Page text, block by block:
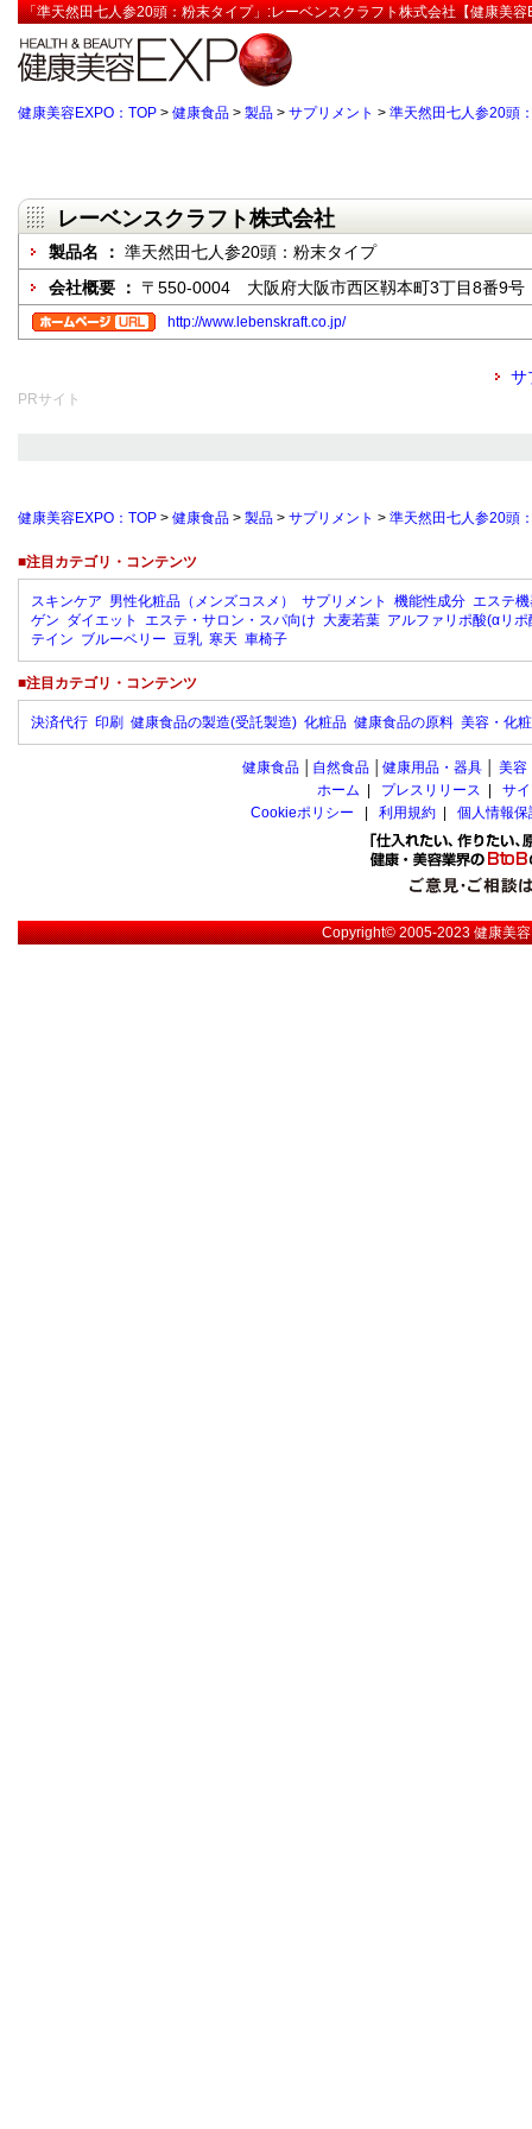
「準天然田七人参20頭：粉末タイプ」:レーベンスクラフト株式会社【健康美容
健康美容EXPO：TOP > 健康食品 > 製品 > サプリメント > 準天然田七人参20頭
レーベンスクラフト株式会社
製品名 ： 準天然田七人参20頭：粉末タイプ
会社概要 ： 〒550-0004 大阪府大阪市西区靱本町3丁目8番9号
http://www.lebenskraft.co.jp/
サ
PRサイト
健康美容EXPO：TOP > 健康食品 > 製品 > サプリメント > 準天然田七人参20頭
■注目カテゴリ・コンテンツ
スキンケア 男性化粧品（メンズコスメ） サプリメント 機能性成分 エステ
ゲン ダイエット エステ・サロン・スパ向け 大麦若葉 アルファリポ酸(αリポ
テイン ブルーベリー 豆乳 寒天 車椅子
■注目カテゴリ・コンテンツ
決済代行 印刷 健康食品の製造(受託製造) 化粧品 健康食品の原料 美容・化
健康食品 自然食品 健康用品・器具 美容
ホーム
プレスリリース
サ
Cookieポリシー
利用規約 個人情報
Copyright© 2005-2023健康美